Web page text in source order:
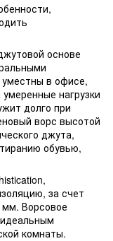
основе
в офисе,
нагрузки
долго при
ворс высотой
джута,
обувью,
за счет
Ворсовое
комнаты.